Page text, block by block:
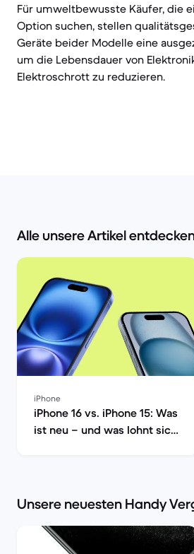
Für umweltbewusste Käufer, die
Option suchen, stellen
Geräte beider Modelle eine
um die Lebensdauer von
Elektroschrott zu reduzieren.
Alle unsere Artikel
iPhone
iPhone 16 vs. iPhone 15: Was
ist neu – und was lohnt sich
Unsere neuesten Handy